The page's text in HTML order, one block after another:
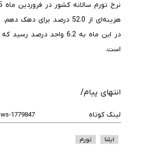
است.
انتهای پیام/
لینک کوتاه
ایلنا تورم